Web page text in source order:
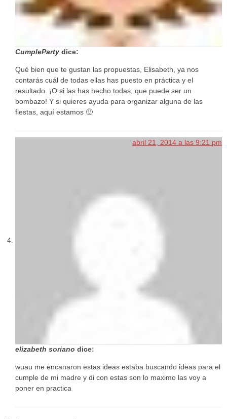
CumpleParty dice:
Qué bien que te gustan las propuestas, Elisabeth, ya nos
contarás cuál de todas ellas has puesto en práctica y el
resultado. ¡O si las has hecho todas, que puede ser un
bombazo! Y si quieres ayuda para organizar alguna de las
fiestas, aquí estamos 🙂
elizabeth soriano dice:
abril 21, 2014 a las 9:21 pm
wuau me encanaron estas ideas estaba buscando ideas para el
cumple de mi madre y di con estas son lo maximo las voy a
poner en practica